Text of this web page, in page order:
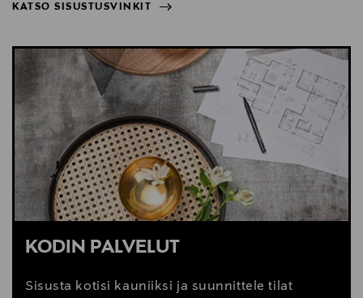
KATSO SISUSTUSVINKIT
KATSO SISUSTUSVINKIT
KODIN PALVELUT
Sisusta kotisi kauniiksi ja suunnittele tilat